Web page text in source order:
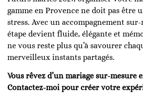
gamme en Provence ne doit pas être
stress. Avec un accompagnement
étape devient fluide, élégante et
ne vous reste plus qu’à savourer
merveilleux instants partagés.
Vous rêvez d’un mariage sur-mesure
Contactez-moi pour créer votre